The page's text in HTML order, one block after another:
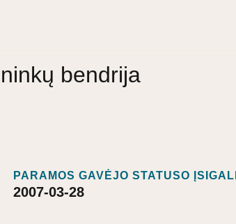
bendrija
PARAMOS GAVĖJO STATUSO
2007-03-28